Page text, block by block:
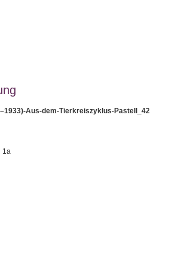
Aus-dem-Tierkreiszyklus-Pastell_42
1a